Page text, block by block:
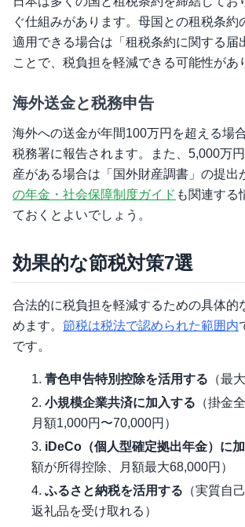
ぐ仕組みがあります。母国との租税条約
適用できる場合は「租税条約に関する届
ことで、税負担を軽減できる可能性があ
海外送金と税務申告
海外への送金が年間100万円を超える場
税務署に報告されます。また、5,000万
産がある場合は「国外財産調書」の提出
の年金・社会保障制度ガイド も関連する
ておくとよいでしょう。
効果的な節税対策7選
合法的に税負担を軽減するための具体的
めます。 節税は税法で認められた範囲内
です。
青色申告特別控除を活用する （最
小規模企業共済に加入する （掛金
月額1,000円〜70,000円）
iDeCo（個人型確定拠出年金）に
額が所得控除、月額最大68,000円）
ふるさと納税を活用する （実質自
返礼品を受け取れる）